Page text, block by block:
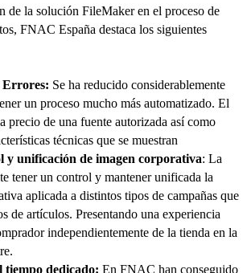
de la solución FileMaker en el proceso de
FNAC España destaca los siguientes
Errores: Se ha reducido considerablemente
un proceso mucho más automatizado. El
precio de una fuente autorizada así como
técnicas que se muestran
y unificación de imagen corporativa: La
tener un control y mantener unificada la
aplicada a distintos tipos de campañas que
de artículos. Presentando una experiencia
independientemente de la tienda en la
tiempo dedicado: En FNAC han conseguido